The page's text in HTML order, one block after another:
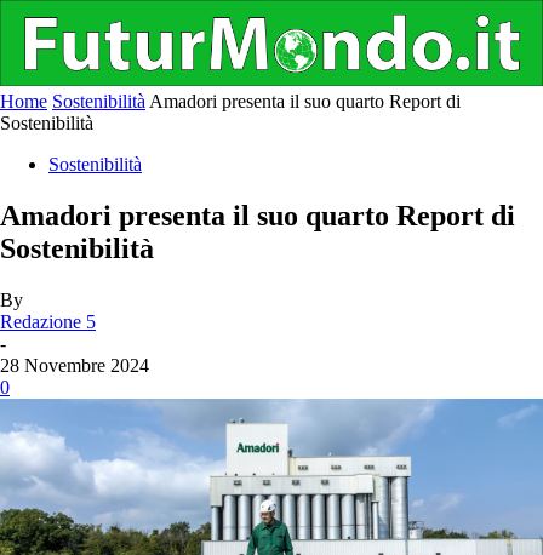
Home Sostenibilità Amadori presenta il suo quarto Report di
Sostenibilità
Sostenibilità
Amadori presenta il suo quarto Report di
Sostenibilità
By
Redazione 5
-
28 Novembre 2024
0